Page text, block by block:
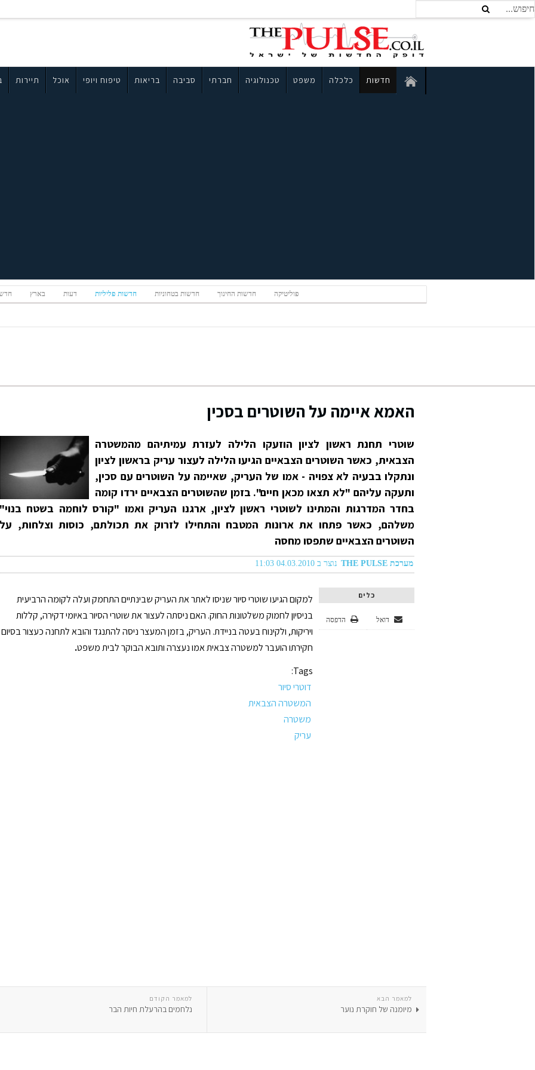
חדשות כלכלה משפט טכנולוגיה חברתי סביבה בריאות טיפוח ויופי אוכל תיירות
פוליטיקה חדשות החינוך חדשות בטחוניות חדשות פליליות דעות בארץ
האמא איימה על השוטרים בסכין
שוטרי תחנת ראשון לציון הוזעקו הלילה לעזרת עמיתיהם מהמשטרה
הצבאית, כאשר השוטרים הצבאיים הגיעו הלילה לעצור עריק בראשון לציון
ונתקלו בבעיה לא צפויה - אמו של העריק, שאיימה על השוטרים עם סכין,
ותעקה עליהם "לא תצאו מכאן חיים". בזמן שהשוטרים הצבאיים ירדו קומה
בחדר המדרגות והמתינו לשוטרי ראשון לציון, ארגנו העריק ואמו "קורס לוחמה בשטח בנוי"
משלהם, כאשר פתחו את ארונות המטבח והתחילו לזרוק את תכולתם, כוסות וצלחות, על
השוטרים הצבאיים שתפסו מחסה
מערכת THE PULSE נוצר ב 04.03.2010 11:03
כלים
הדפסה דואל
למקום הגיעו שוטרי סיור שניסו לאתר את העריק שבינתיים התחמק ועלה לקומה הרביעית
בניסיון לחמוק משלטונות החוק. האם ניסתה לעצור את שוטרי הסיור באיומי דקירה, קללות
ויריקות, ולקינוח בעטה בניידת. העריק, בזמן המעצר ניסה להתנגד והובא לתחנה כעצור בסיום
חקירתו הועבר למשטרה צבאית אמו נעצרה ותובא הבוקר לבית משפט.
Tags:
דוטרי סיור
המשטרה הצבאית
משטרה
עריק
למאמר הקודם
נלחמים בהרעלת חיות הבר
למאמר הבא
מיומנה של חוקרת נוער